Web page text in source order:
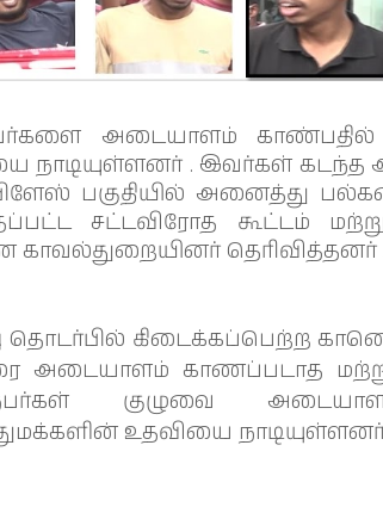
அடையாளம் காண்பதில்
நாடியுள்ளனர் . இவர்கள் கடந்த
பகுதியில் அனைத்து
சட்டவிரோத கூட்டம்
தெரிவித்தனர்
தொடர்பில் கிடைக்கப்பெற்ற
அடையாளம் காணப்படாத
குழுவை
உதவியை